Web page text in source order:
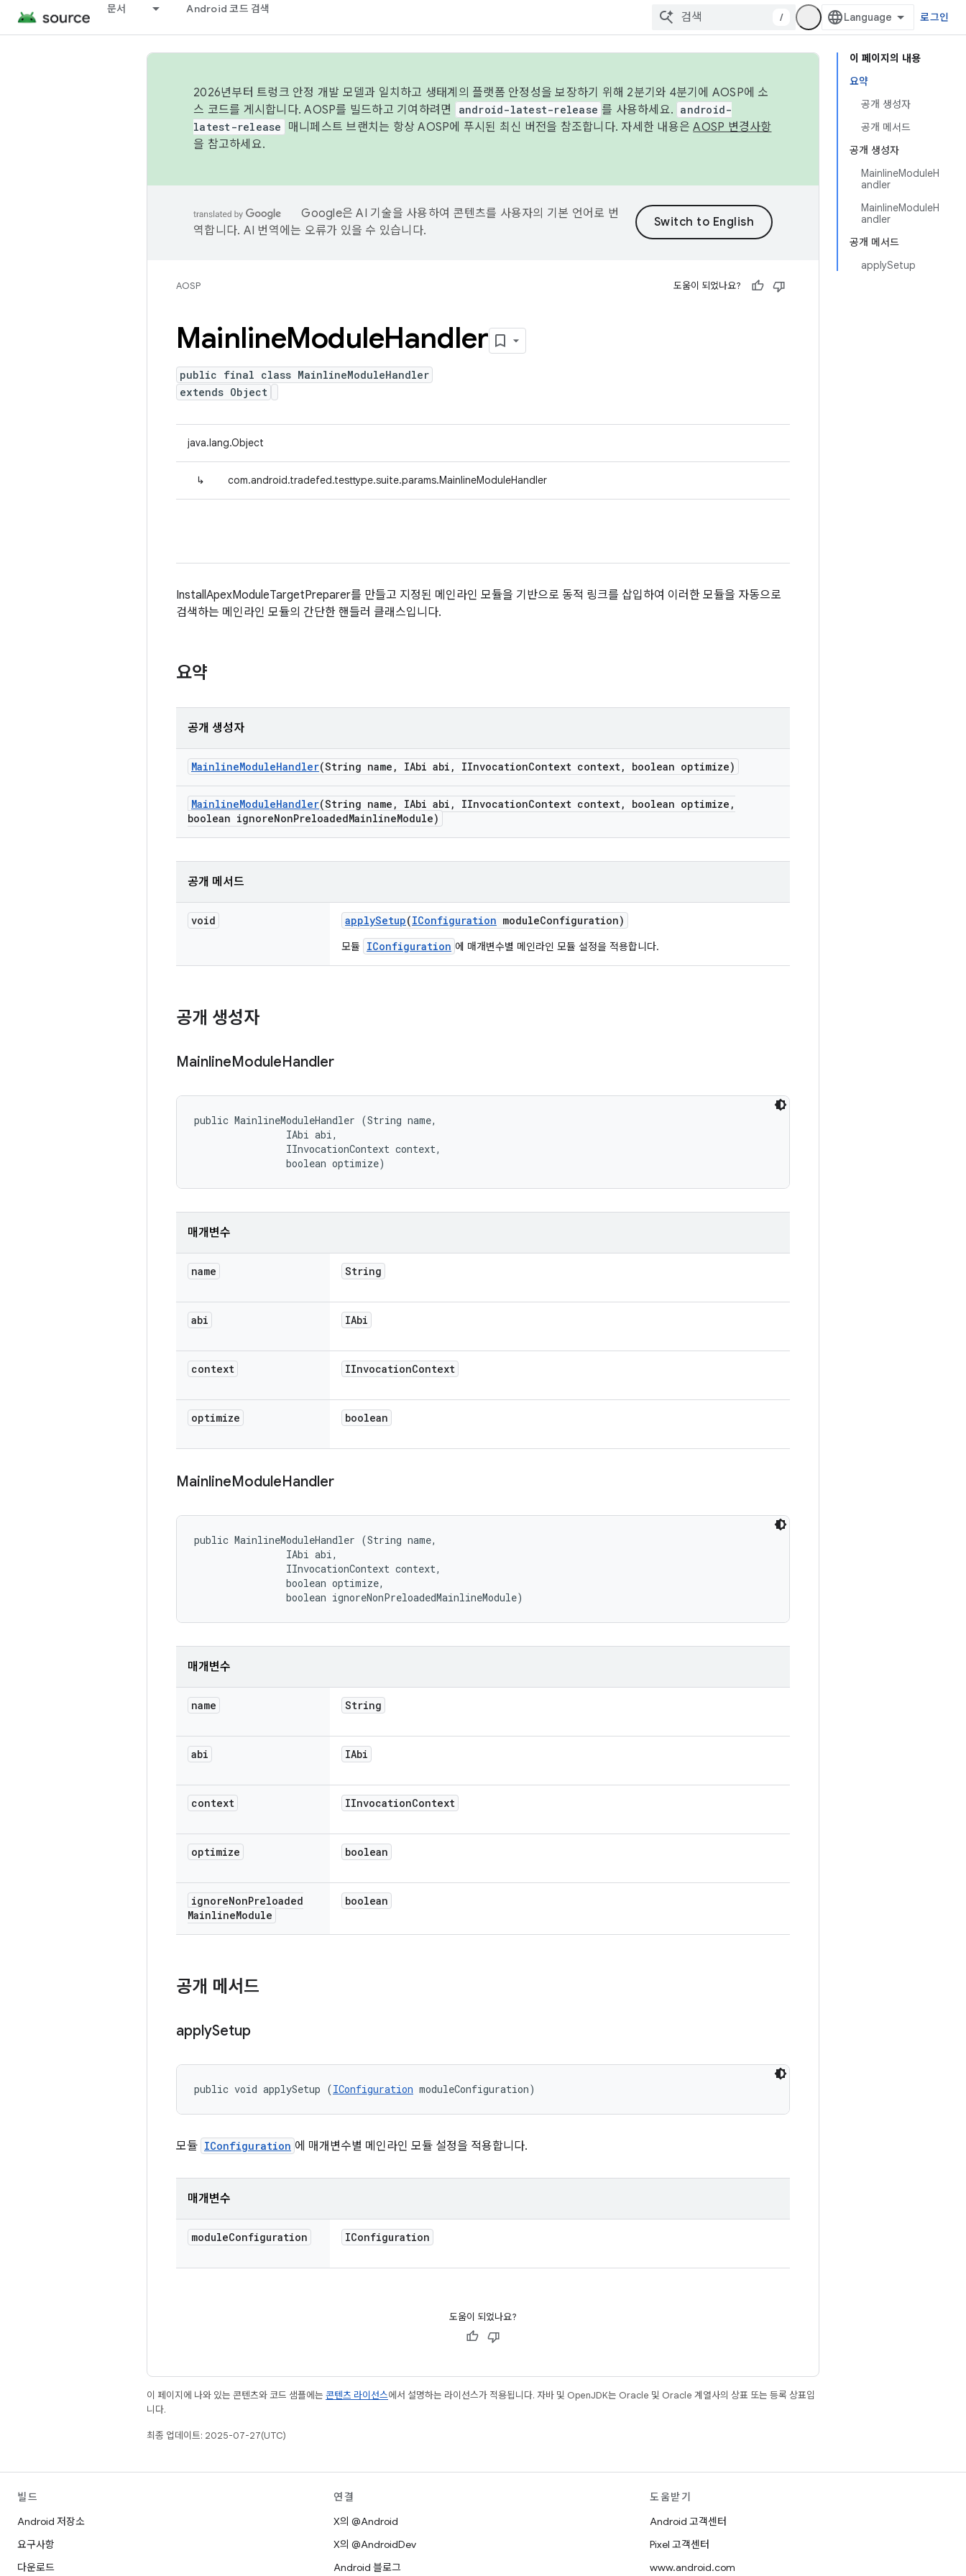
문서 Android 코드 검색
/ 로그인
이 페이지의 내용
요약
공개 생성자
공개 메서드
공개 생성자
MainlineModuleH
andler
MainlineModuleH
andler
공개 메서드
applySetup
2026년부터 트렁크 안정 개발 모델과 일치하고 생태계의 플랫폼 안정성을 보장하기 위해 2분기와 4분기에 AOSP에 소
스 코드를 게시합니다. AOSP를 빌드하고 기여하려면
android-latest-release 를 사용하세요. android-
latest-release
매니페스트 브랜치는 항상 AOSP에 푸시된 최신 버전을 참조합니다. 자세한 내용은AOSP 변경사항
을 참고하세요.
Google은 AI 기술을 사용하여 콘텐츠를 사용자의 기본 언어로 번
역합니다. AI 번역에는 오류가 있을 수 있습니다.
AOSP 도움이 되었나요?
MainlineModuleHandler
public final class MainlineModuleHandler
extends Object
java.lang.Object
↳ com.android.tradefed.testtype.suite.params.MainlineModuleHandler
InstallApexModuleTargetPreparer를 만들고 지정된 메인라인 모듈을 기반으로 동적 링크를 삽입하여 이러한 모듈을 자동으로
검색하는 메인라인 모듈의 간단한 핸들러 클래스입니다.
요약
공개 생성자
MainlineModuleHandler(String name , IAbi abi , IInvocationContext context, boolean optimize)
MainlineModuleHandler(String name , IAbi abi , IInvocationContext context, boolean optimize ,
boolean ignoreNonPreloadedMainlineModule)
공개 메서드
void applySetup(IConfiguration moduleConfiguration)
모듈 IConfiguration 에 매개변수별 메인라인 모듈 설정을 적용합니다.
공개 생성자
MainlineModuleHandler
public MainlineModuleHandler (String name,
                IAbi abi,
                IInvocationContext context,
                boolean optimize)
매개변수
name String
abi IAbi
context IInvocationContext
optimize boolean
MainlineModuleHandler
public MainlineModuleHandler (String name,
                IAbi abi,
                IInvocationContext context,
                boolean optimize,
                boolean ignoreNonPreloadedMainlineModule)
매개변수
name String
abi IAbi
context IInvocationContext
optimize boolean
ignoreNonPreloaded
MainlineModule
boolean
공개 메서드
applySetup
public void applySetup (IConfiguration moduleConfiguration)
모듈 IConfiguration 에 매개변수별 메인라인 모듈 설정을 적용합니다.
매개변수
moduleConfiguration IConfiguration
도움이 되었나요?
이 페이지에 나와 있는 콘텐츠와 코드 샘플에는 콘텐츠 라이선스에서 설명하는 라이선스가 적용됩니다. 자바 및 OpenJDK는 Oracle 및 Oracle 계열사의 상표 또는 등록 상표입
니다.
최종 업데이트: 2025-07-27(UTC)
빌드
Android 저장소
요구사항
다운로드
연결
X의 @Android
X의 @AndroidDev
Android 블로그
도움받기
Android 고객센터
Pixel 고객센터
www.android.com